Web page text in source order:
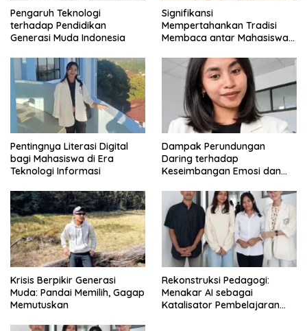
Pengaruh Teknologi
terhadap Pendidikan
Generasi Muda Indonesia
Signifikansi
Mempertahankan Tradisi
Membaca antar Mahasiswa
Pentingnya Literasi Digital
bagi Mahasiswa di Era
Teknologi Informasi
Dampak Perundungan
Daring terhadap
Keseimbangan Emosi dan
Krisis Berpikir Generasi
Muda: Pandai Memilih, Gagap
Memutuskan
Rekonstruksi Pedagogi:
Menakar AI sebagai
Katalisator Pembelajaran